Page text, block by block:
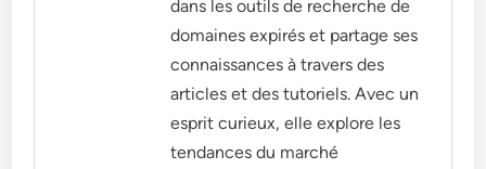
dans les outils de recherche de
domaines expirés et partage ses
connaissances à travers des
articles et des tutoriels. Avec un
esprit curieux, elle explore les
tendances du marché